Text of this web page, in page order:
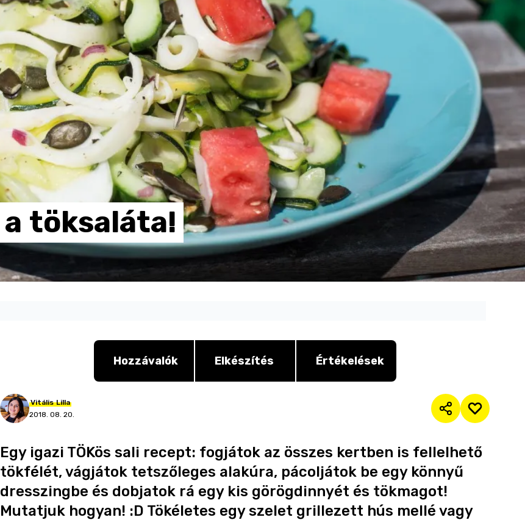
a töksaláta!
Hozzávalók Elkészítés Értékelések
Vitális Lilla
2018. 08. 20.
Egy igazi TÖKös sali recept: fogjátok az összes kertben is fellelhető
tökfélét, vágjátok tetszőleges alakúra, pácoljátok be egy könnyű
dresszingbe és dobjatok rá egy kis görögdinnyét és tökmagot!
Mutatjuk hogyan! :D Tökéletes egy szelet grillezett hús mellé vagy